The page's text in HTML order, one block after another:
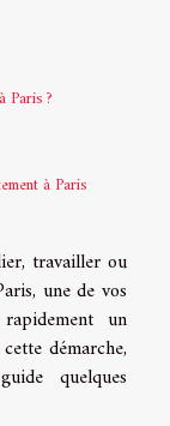
Paris ?
à Paris
travailler ou
une de vos
un
démarche,
quelques